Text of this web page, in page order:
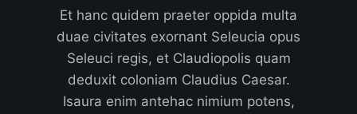
Et hanc quidem praeter oppida multa
duae civitates exornant Seleucia opus
Seleuci regis, et Claudiopolis quam
deduxit coloniam Claudius Caesar.
Isaura enim antehac nimium potens,